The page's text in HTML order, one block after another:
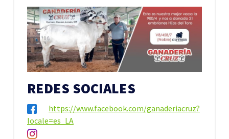
REDES SOCIALES
https://www.facebook.com/ganaderiacruz?
locale=es_LA